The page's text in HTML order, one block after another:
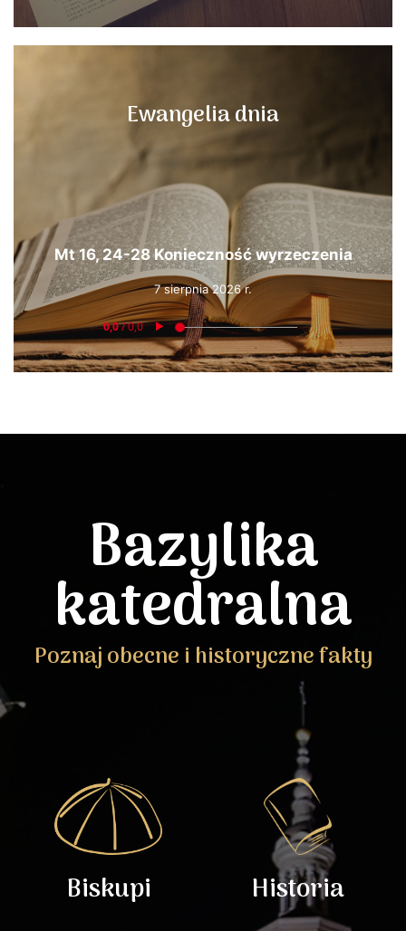
Ewangelia dnia
Mt 16, 24-28 Konieczność wyrzeczenia
7 sierpnia 2026 r.
Bazylika
katedralna
Poznaj obecne i historyczne fakty
Biskupi Historia